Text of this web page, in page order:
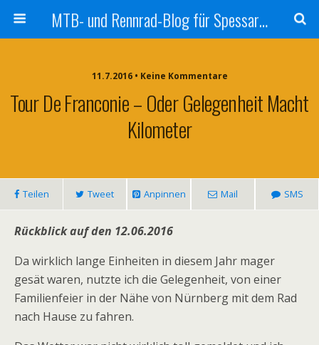
MTB- und Rennrad-Blog für Spessart und Umgebung
11.7.2016 • Keine Kommentare
Tour De Franconie – Oder Gelegenheit Macht
Kilometer
Teilen Tweet Anpinnen Mail SMS
Rückblick auf den 12.06.2016
Da wirklich lange Einheiten in diesem Jahr mager
gesät waren, nutzte ich die Gelegenheit, von einer
Familienfeier in der Nähe von Nürnberg mit dem Rad
nach Hause zu fahren.